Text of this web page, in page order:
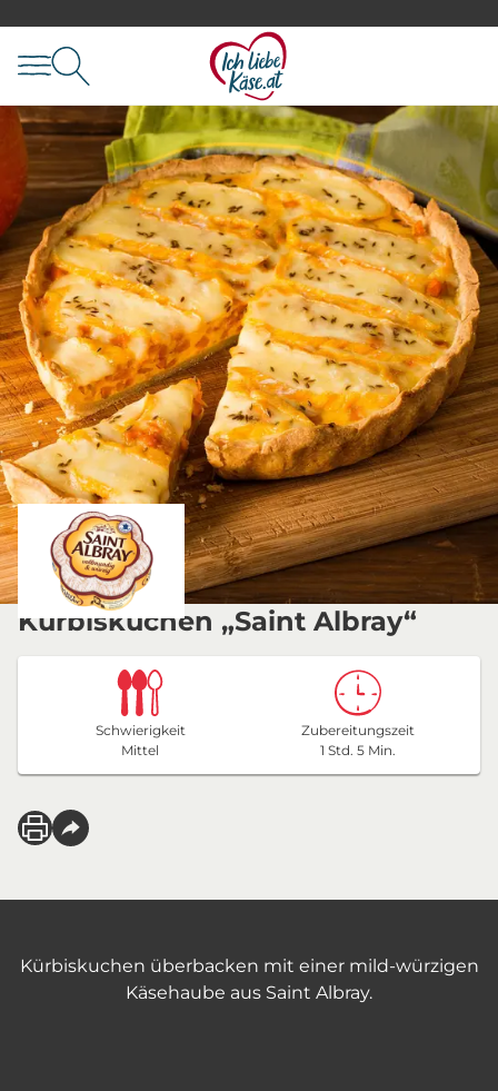
Kürbiskuchen „Saint Albray“
Schwierigkeit
Mittel
Zubereitungszeit
1 Std. 5 Min.
Kürbiskuchen überbacken mit einer mild-würzigen
Käsehaube aus Saint Albray.